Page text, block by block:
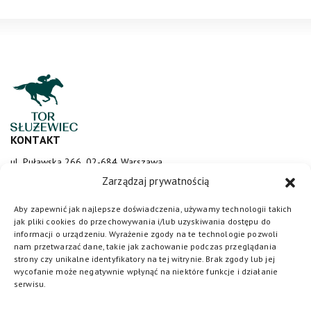
Zarządzaj prywatnością
Aby zapewnić jak najlepsze doświadczenia, używamy technologii takich
jak pliki cookies do przechowywania i/lub uzyskiwania dostępu do
informacji o urządzeniu. Wyrażenie zgody na te technologie pozwoli
nam przetwarzać dane, takie jak zachowanie podczas przeglądania
strony czy unikalne identyfikatory na tej witrynie. Brak zgody lub jej
wycofanie może negatywnie wpłynąć na niektóre funkcje i działanie
serwisu.
KONTAKT
ul. Puławska 266, 02-684 Warszawa
sluzewiec@totalizator.pl
KONTAKT DLA MEDIÓW
media@torsluzewiec.pl
DOŁĄCZ DO NAS